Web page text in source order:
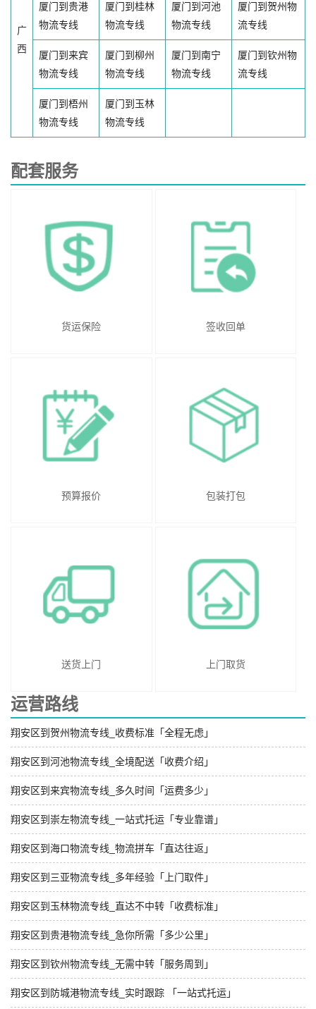
广
西
厦门到贵港
物流专线
厦门到桂林
物流专线
厦门到河池
物流专线
厦门到贺州物
流专线
厦门到来宾
物流专线
厦门到柳州
物流专线
厦门到南宁
物流专线
厦门到钦州物
流专线
厦门到梧州
物流专线
厦门到玉林
物流专线
配套服务
货运保险 签收回单
预算报价 包装打包
送货上门 上门取货
运营路线
翔安区到贺州物流专线_收费标准「全程无虑」
翔安区到河池物流专线_全境配送「收费介绍」
翔安区到来宾物流专线_多久时间「运费多少」
翔安区到崇左物流专线_一站式托运「专业靠谱」
翔安区到海口物流专线_物流拼车「直达往返」
翔安区到三亚物流专线_多年经验「上门取件」
翔安区到玉林物流专线_直达不中转「收费标准」
翔安区到贵港物流专线_急你所需「多少公里」
翔安区到钦州物流专线_无需中转「服务周到」
翔安区到防城港物流专线_实时跟踪 「一站式托运」